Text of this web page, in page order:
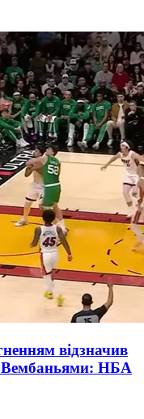
відзначив
Вембаньями: НБА